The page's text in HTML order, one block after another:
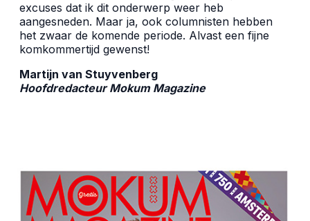
excuses dat ik dit onderwerp weer heb
aangesneden. Maar ja, ook columnisten hebben
het zwaar de komende periode. Alvast een fijne
komkommertijd gewenst!
Martijn van Stuyvenberg
Hoofdredacteur Mokum Magazine